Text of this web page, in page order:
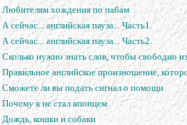
Любителям хождения по пабам
А сейчас... английская пауза... Часть1.
А сейчас... английская пауза... Часть2.
Сколько нужно знать слов, чтобы свободно
Правильное английское произношение,
Сможете ли вы подать сигнал о помощи
Почему я не стал японцем
Дождь, кошки и собаки